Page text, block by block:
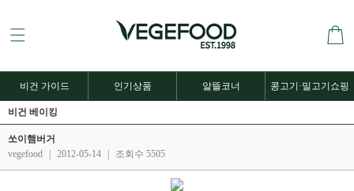
비건 가이드 인기상품 알뜰코너 콩고기·밀고기쇼핑
비건 베이킹
쏘이햄버거
vegefood
2012-05-14 조회수 5505